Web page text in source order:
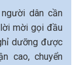
dân cần
mời gọi đầu
dưỡng được
cao, chuyển